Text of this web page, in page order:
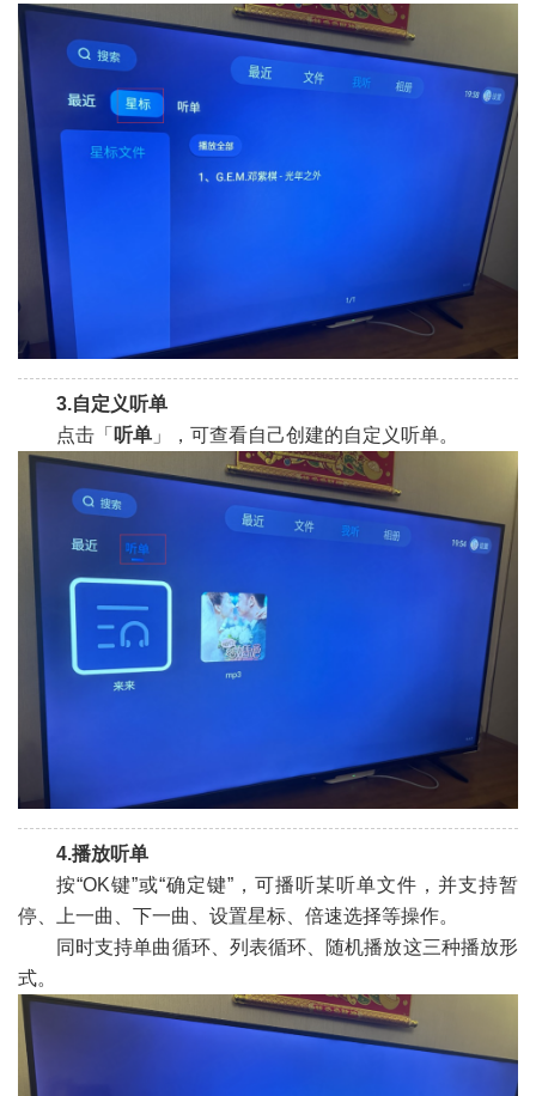
3.自定义听单
点击「 听单 」，可查看自己创建的自定义听单。
4.播放听单
按“OK键”或“确定键”，可播听某听单文件，并支持暂
停、上一曲、下一曲、设置星标、倍速选择等操作。
同时支持单曲循环、列表循环、随机播放这三种播放形
式。